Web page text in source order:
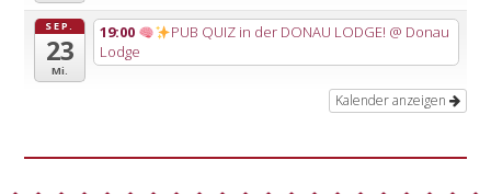
SEP.
23
Mi.
19:00 PUB QUIZ in der DONAU LODGE! @ Donau
Lodge
Kalender anzeigen